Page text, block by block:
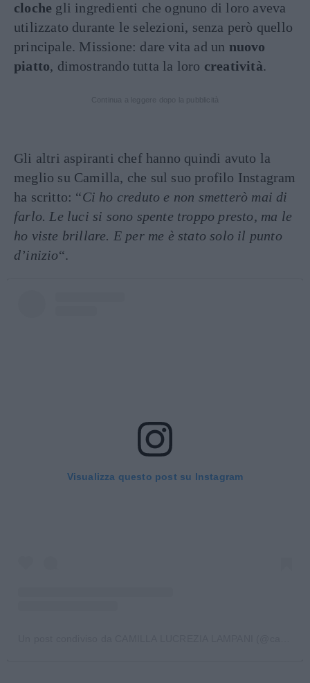
cloche gli ingredienti che ognuno di loro aveva
utilizzato durante le selezioni, senza però quello
principale. Missione: dare vita ad un nuovo
piatto, dimostrando tutta la loro creatività.
Gli altri aspiranti chef hanno quindi avuto la
meglio su Camilla, che sul suo profilo Instagram
ha scritto: “Ci ho creduto e non smetterò mai di
farlo. Le luci si sono spente troppo presto, ma le
ho viste brillare. E per me è stato solo il punto
d’inizio“.
Visualizza questo post su Instagram